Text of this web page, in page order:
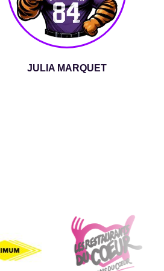
JULIA MARQUET